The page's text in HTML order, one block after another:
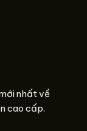
nhất về
cao cấp.